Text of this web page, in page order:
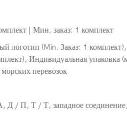
| Мин. заказ: 1 комплект
логотип (Min. Заказ: 1
Индивидуальная упаковка
перевозок
/ П, Т / Т, западное